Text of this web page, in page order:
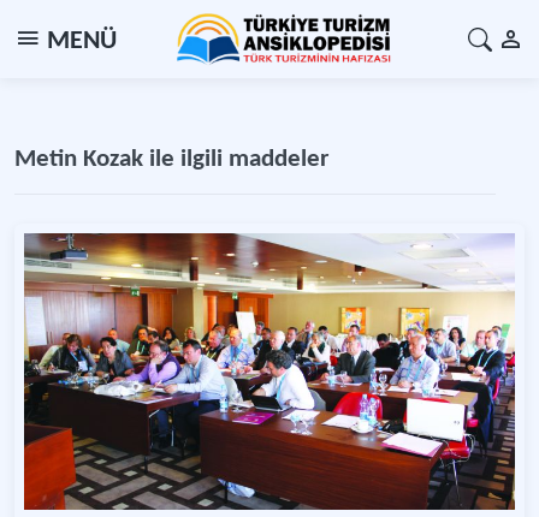
MENÜ
Metin Kozak ile ilgili maddeler